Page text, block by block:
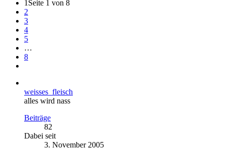
1 Seite 1 von 8
2
3
4
5
…
8
weisses_fleisch
alles wird nass
Beiträge
82
Dabei seit
3. November 2005